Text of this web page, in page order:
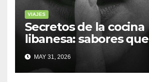
VIAJES
Secretos de la cocina
libanesa: sabores que
cuentan historias
MAY 31, 2026